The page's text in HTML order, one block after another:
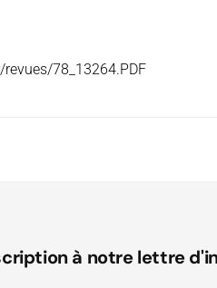
78_13264.PDF
à notre lettre